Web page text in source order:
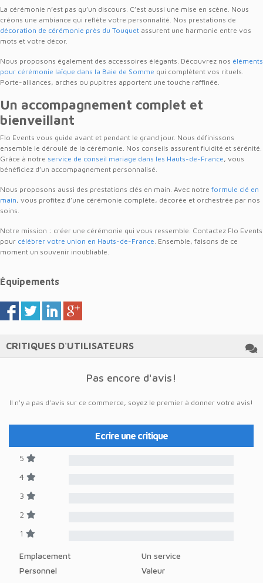
La cérémonie n’est pas qu’un discours. C’est aussi une mise en scène. Nous
créons une ambiance qui reflète votre personnalité. Nos prestations de
décoration de cérémonie près du Touquet assurent une harmonie entre vos
mots et votre décor.
Nous proposons également des accessoires élégants. Découvrez nos éléments
pour cérémonie laïque dans la Baie de Somme qui complètent vos rituels.
Porte-alliances, arches ou pupitres apportent une touche raffinée.
Un accompagnement complet et
bienveillant
Flo Events vous guide avant et pendant le grand jour. Nous définissons
ensemble le déroulé de la cérémonie. Nos conseils assurent fluidité et sérénité.
Grâce à notre service de conseil mariage dans les Hauts-de-France, vous
bénéficiez d’un accompagnement personnalisé.
Nous proposons aussi des prestations clés en main. Avec notre formule clé en
main, vous profitez d’une cérémonie complète, décorée et orchestrée par nos
soins.
Notre mission : créer une cérémonie qui vous ressemble. Contactez Flo Events
pour célébrer votre union en Hauts-de-France. Ensemble, faisons de ce
moment un souvenir inoubliable.
Équipements
CRITIQUES D'UTILISATEURS
Pas encore d'avis!
Il n'y a pas d'avis sur ce commerce, soyez le premier à donner votre avis!
Ecrire une critique
5
4
3
2
1
Emplacement
Un service
Personnel
Valeur